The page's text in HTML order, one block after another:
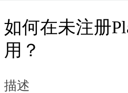
如何在未注册
用？
描述